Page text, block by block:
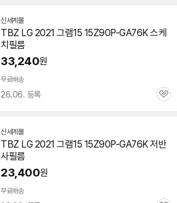
신세계몰
TBZ LG 2021 그램15 15Z90P-GA76K 스케
치필름
33,240원
무료배송
26.06. 등록
관
신세계몰
TBZ LG 2021 그램15 15Z90P-GA76K 저반
사필름
23,400원
무료배송